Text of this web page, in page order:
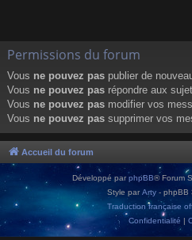
Permissions du forum
Vous ne pouvez pas publier de
Vous ne pouvez pas répondre aux
Vous ne pouvez pas modifier vos
Vous ne pouvez pas supprimer vos
Accueil du forum
Développé par phpBB® Forum
Style par Arty - phpBB
Traduction française
Confidentialité |